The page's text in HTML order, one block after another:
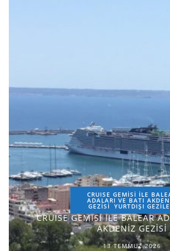
CRUISE GEMİSİ İLE
ADALARI VE BATI
GEZİSİ YURTDIŞI
CRUISE GEMİSİ İLE BALEAR
AKDENİZ GEZİSİ
13 TEMMUZ 2026